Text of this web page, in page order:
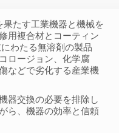
たす工業機器と機械を
用複合材とコーティン
わたる無溶剤の製品
ロージョン、化学腐
などで劣化する産業機
器交換の必要を排除し
ら、機器の効率と信頼